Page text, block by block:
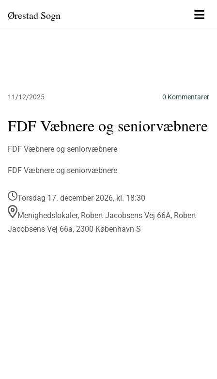
Ørestad Sogn
11/12/2025 0 Kommentarer
FDF Væbnere og seniorvæbnere
FDF Væbnere og seniorvæbnere
FDF Væbnere og seniorvæbnere
Torsdag 17. december 2026, kl. 18:30
Menighedslokaler, Robert Jacobsens Vej 66A, Robert
Jacobsens Vej 66a, 2300 København S